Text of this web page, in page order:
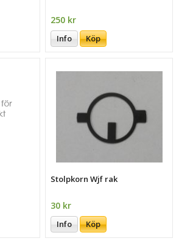
250 kr
Info Köp
Stolpkorn Wjf rak
30 kr
Info Köp